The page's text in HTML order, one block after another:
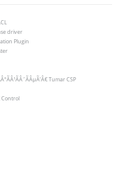
driver
Plugin
Tumar CSP
Control